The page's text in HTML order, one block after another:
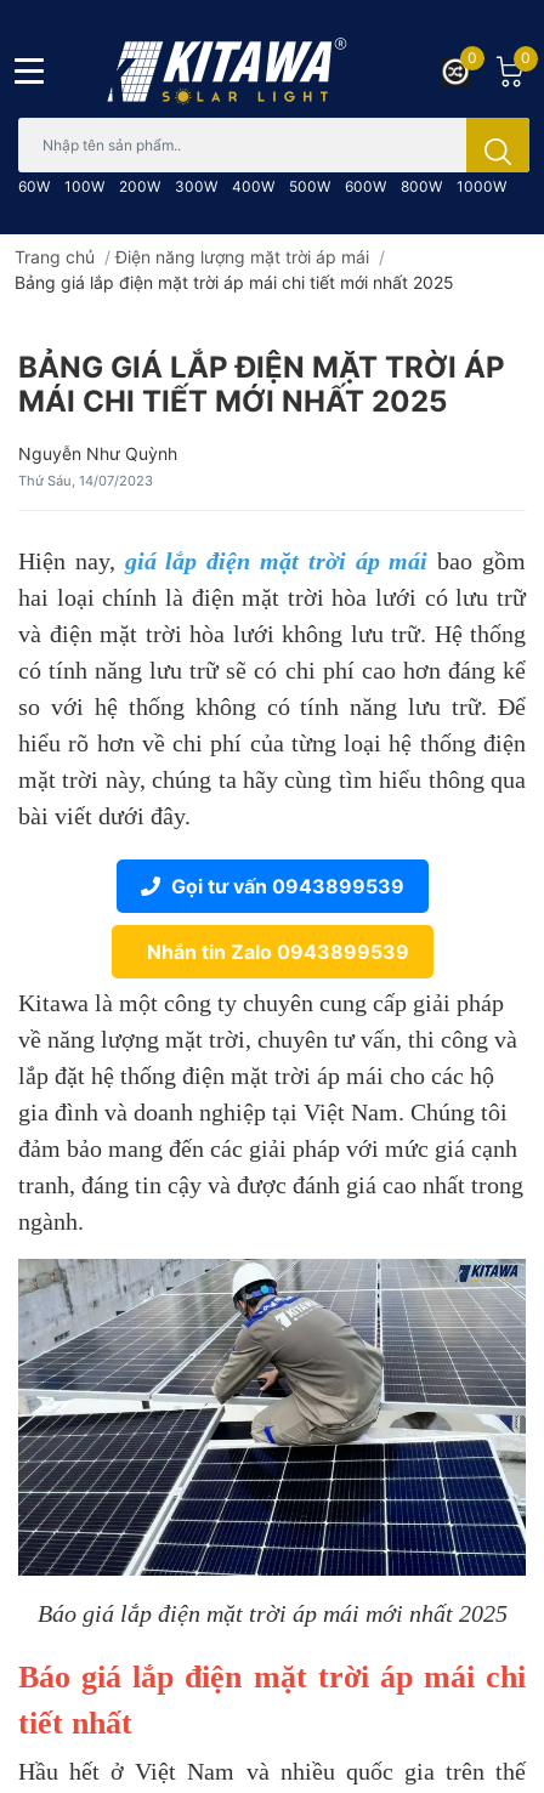
60W 100W 200W 300W 400W 500W 600W 800W 1000W
0
0
Trang chủ /Điện năng lượng mặt trời áp mái /
Bảng giá lắp điện mặt trời áp mái chi tiết mới nhất 2025
BẢNG GIÁ LẮP ĐIỆN MẶT TRỜI ÁP
MÁI CHI TIẾT MỚI NHẤT 2025
Nguyễn Như Quỳnh
Thứ Sáu, 14/07/2023
Hiện nay, giá lắp điện mặt trời áp mái bao gồm
hai loại chính là điện mặt trời hòa lưới có lưu trữ
và điện mặt trời hòa lưới không lưu trữ. Hệ thống
có tính năng lưu trữ sẽ có chi phí cao hơn đáng kể
so với hệ thống không có tính năng lưu trữ. Để
hiểu rõ hơn về chi phí của từng loại hệ thống điện
mặt trời này, chúng ta hãy cùng tìm hiểu thông qua
bài viết dưới đây.
Gọi tư vấn 0943899539
Nhắn tin Zalo 0943899539
Kitawa là một công ty chuyên cung cấp giải pháp
về năng lượng mặt trời, chuyên tư vấn, thi công và
lắp đặt hệ thống điện mặt trời áp mái cho các hộ
gia đình và doanh nghiệp tại Việt Nam. Chúng tôi
đảm bảo mang đến các giải pháp với mức giá cạnh
tranh, đáng tin cậy và được đánh giá cao nhất trong
ngành.
Báo giá lắp điện mặt trời áp mái mới nhất 2025
Báo giá lắp điện mặt trời áp mái chi
tiết nhất
Hầu hết ở Việt Nam và nhiều quốc gia trên thế